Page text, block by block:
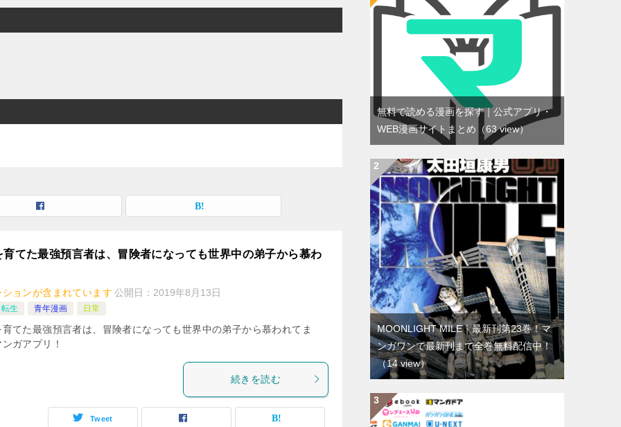
育てた最強預言者は、冒険者になっても世界中の弟子から慕わ
ョンが含まれています 公開日： 2019年8月13日
生 青年漫画 日常
育てた最強預言者は、冒険者になっても世界中の弟子から慕われてま
ガアプリ！
続きを読む
Tweet
無料で読める漫画を探す｜公式アプリ・
WEB漫画サイトまとめ （63 view）
MOONLIGHT MILE｜最新刊第23巻！マ
ンガワンで最新刊まで全巻無料配信中！
（14 view）